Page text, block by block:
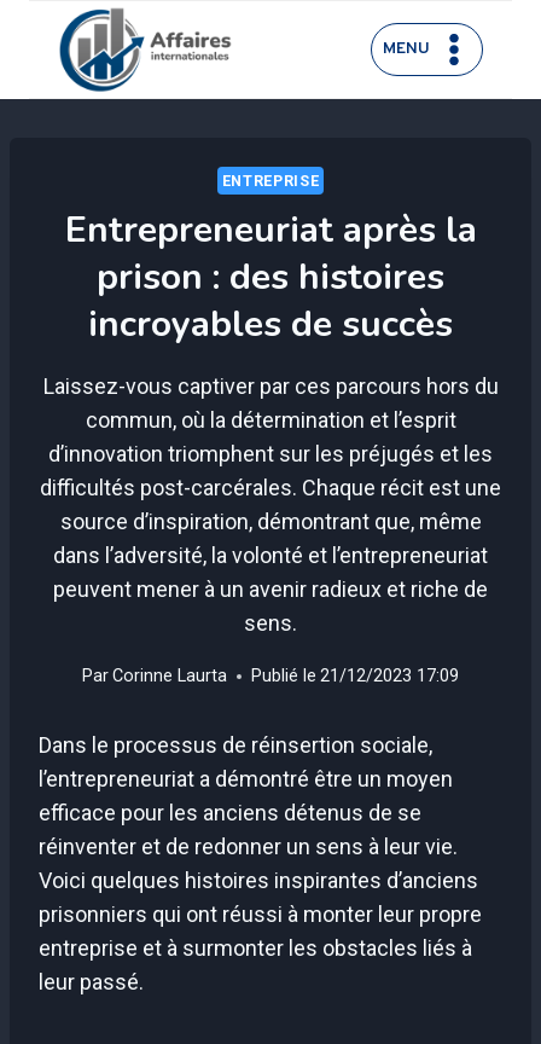
contenu
MENU
ENTREPRISE
Entrepreneuriat après la
prison : des histoires
incroyables de succès
Laissez-vous captiver par ces parcours hors du
commun, où la détermination et l’esprit
d’innovation triomphent sur les préjugés et les
difficultés post-carcérales. Chaque récit est une
source d’inspiration, démontrant que, même
dans l’adversité, la volonté et l’entrepreneuriat
peuvent mener à un avenir radieux et riche de
sens.
ParCorinne Laurta Publié le 21/12/2023 17:09
Dans le processus de réinsertion sociale,
l’entrepreneuriat a démontré être un moyen
efficace pour les anciens détenus de se
réinventer et de redonner un sens à leur vie.
Voici quelques histoires inspirantes d’anciens
prisonniers qui ont réussi à monter leur propre
entreprise et à surmonter les obstacles liés à
leur passé.